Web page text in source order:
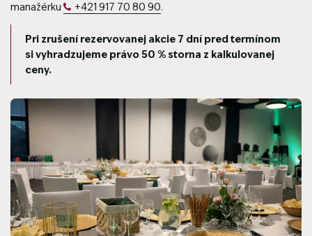
manažérku
+421 917 70 80 90.
Pri zrušení rezervovanej akcie 7 dní pred termínom
si vyhradzujeme právo 50 % storna z kalkulovanej
ceny.